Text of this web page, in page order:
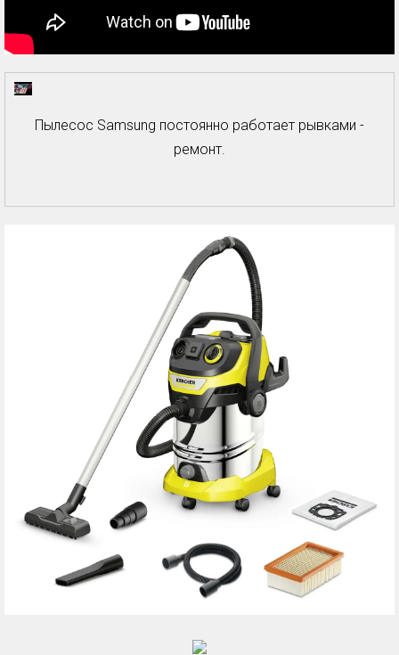
Пылесос Samsung постоянно работает рывками -
ремонт.